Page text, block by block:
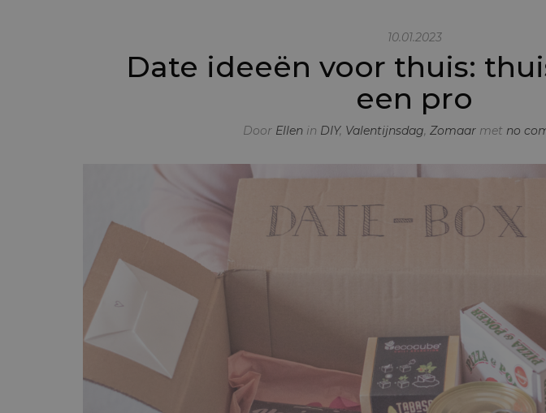
10.01.2023
Date ideeën voor thuis:
een pro
Door Ellenin DIY, Valentijnsdag, Zomaarmet no